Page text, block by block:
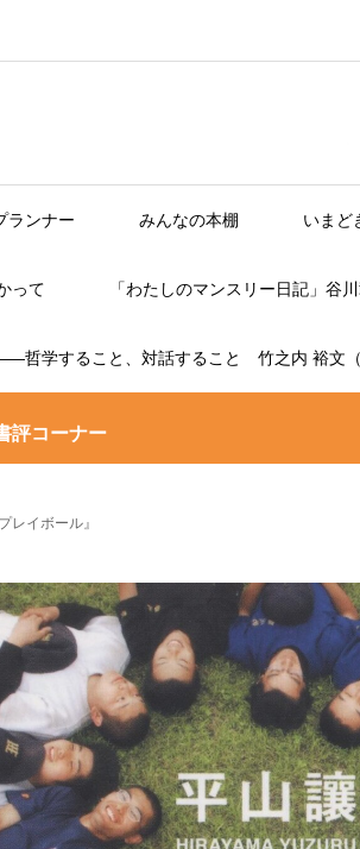
ランナー みんなの本棚 いまど
って 「わたしのマンスリー日記」谷
哲学すること、対話すること 竹之内 裕文（
評コーナー
レイボール』